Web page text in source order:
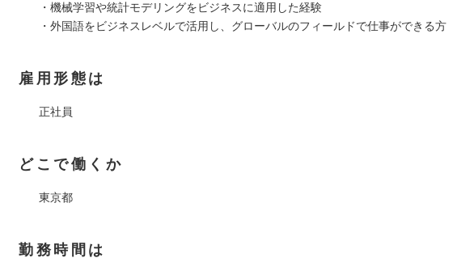
・機械学習や統計モデリングをビジネスに適用した経験
・外国語をビジネスレベルで活用し、グローバルのフィールドで仕事ができる方
雇用形態は
正社員
どこで働くか
東京都
勤務時間は